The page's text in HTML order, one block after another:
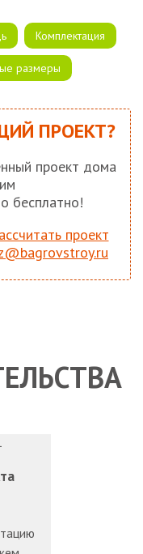
Комплектация
размеры
ПРОЕКТ?
проект дома
бесплатно!
проект